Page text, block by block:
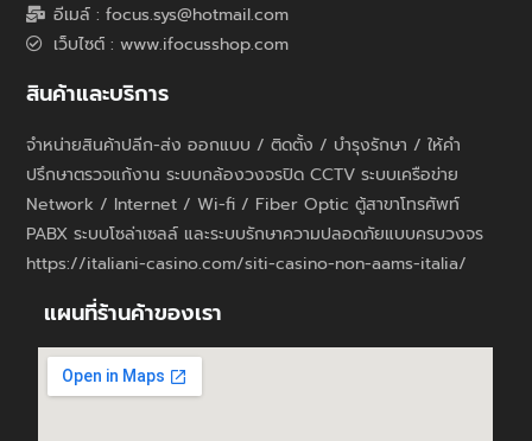
อีเมล์ : focus.sys@hotmail.com
เว็บไซต์ : www.ifocusshop.com
สินค้าและบริการ
จำหน่ายสินค้าปลีก-ส่ง ออกแบบ / ติดตั้ง / บำรุงรักษา / ให้คำ
ปรึกษาตรวจแก้งาน ระบบกล้องวงจรปิด CCTV ระบบเครือข่าย
Network / Internet / Wi-fi / Fiber Optic ตู้สาขาโทรศัพท์
PABX ระบบโซล่าเซลล์ และระบบรักษาความปลอดภัยแบบครบวงจร
https://italiani-casino.com/siti-casino-non-aams-italia/
แผนที่ร้านค้าของเรา